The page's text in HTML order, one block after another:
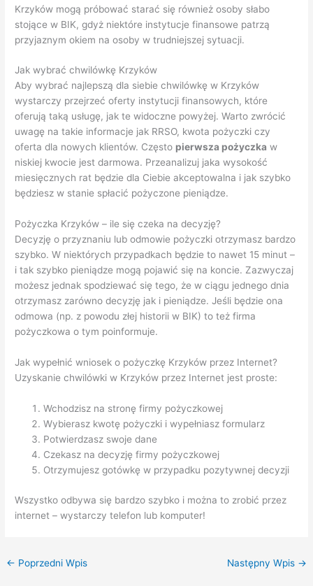
Krzyków mogą próbować starać się również osoby słabo
stojące w BIK, gdyż niektóre instytucje finansowe patrzą
przyjaznym okiem na osoby w trudniejszej sytuacji.
Jak wybrać chwilówkę Krzyków
Aby wybrać najlepszą dla siebie chwilówkę w Krzyków
wystarczy przejrzeć oferty instytucji finansowych, które
oferują taką usługę, jak te widoczne powyżej. Warto zwrócić
uwagę na takie informacje jak RRSO, kwota pożyczki czy
oferta dla nowych klientów. Często pierwsza pożyczka w
niskiej kwocie jest darmowa. Przeanalizuj jaka wysokość
miesięcznych rat będzie dla Ciebie akceptowalna i jak szybko
będziesz w stanie spłacić pożyczone pieniądze.
Pożyczka Krzyków – ile się czeka na decyzję?
Decyzję o przyznaniu lub odmowie pożyczki otrzymasz bardzo
szybko. W niektórych przypadkach będzie to nawet 15 minut –
i tak szybko pieniądze mogą pojawić się na koncie. Zazwyczaj
możesz jednak spodziewać się tego, że w ciągu jednego dnia
otrzymasz zarówno decyzję jak i pieniądze. Jeśli będzie ona
odmowa (np. z powodu złej historii w BIK) to też firma
pożyczkowa o tym poinformuje.
Jak wypełnić wniosek o pożyczkę Krzyków przez Internet?
Uzyskanie chwilówki w Krzyków przez Internet jest proste:
Wchodzisz na stronę firmy pożyczkowej
Wybierasz kwotę pożyczki i wypełniasz formularz
Potwierdzasz swoje dane
Czekasz na decyzję firmy pożyczkowej
Otrzymujesz gotówkę w przypadku pozytywnej decyzji
Wszystko odbywa się bardzo szybko i można to zrobić przez
internet – wystarczy telefon lub komputer!
← Poprzedni Wpis Następny Wpis →